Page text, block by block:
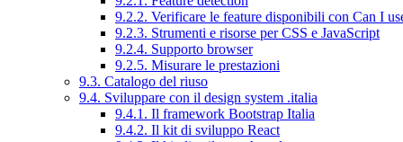
9.2.2. Verificare le feature disponibili con Can I
9.2.3. Strumenti e risorse per CSS e JavaScript
9.2.4. Supporto browser
9.2.5. Misurare le prestazioni
9.3. Catalogo del riuso
9.4. Sviluppare con il design system .italia
9.4.1. Il framework Bootstrap Italia
9.4.2. Il kit di sviluppo React